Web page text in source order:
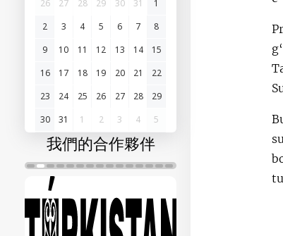
26
27 28 29 30 31
1
2
3 4 5 6 7
8
9
10 11 12 13 14
15
16
17 18 19 20 21
22
23
24 25 26 27 28
29
30
31 1 2 3 4 5
我們的合作夥伴